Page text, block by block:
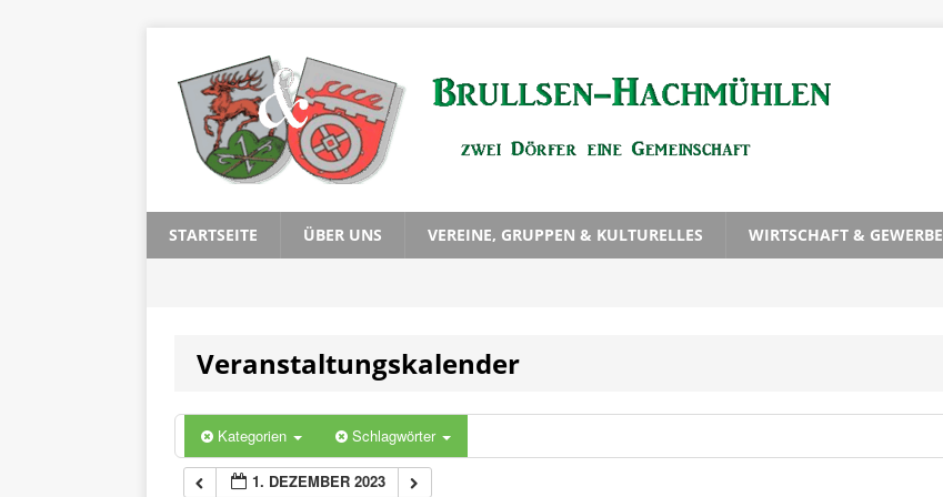
STARTSEITE ÜBER UNS VEREINE, GRUPPEN & KULTURELLES WIRTSCHAFT & GEWERBE
Veranstaltungskalender
Kategorien Schlagwörter
1. DEZEMBER 2023
1:00
2:00
3:00
5:00
6:00